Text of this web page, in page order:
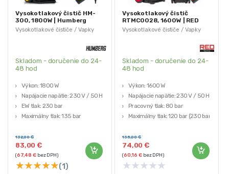
Vysokotlakové čističe / Vapky
Vysokotlakový čistič HM-
300, 1800W | Humberg
Skladom - doručenie do 24-
48 hod
Výkon: 1800 W
Napájacie napätie: 230 V / 50 Hz
EW tlak: 230 bar
Maximálny tlak: 135 bar
83,00€
132,00€
(67,48€bez DPH)
★★★★★(1)
Vysokotlakové čističe / Vapky
Vysokotlakový čistič
RTMC0028, 1600W | RED
TECHNIC
Skladom - doručenie do 24-
48 hod
Výkon: 1600 W
Napájacie napätie: 230 V / 50 Hz
Pracovný tlak: 80 bar
Maximálny tlak: 120 bar (230 bar
Kapacita: 420 l/min
74,00€
135,00€
(60,16€bez DPH)
★★★★★